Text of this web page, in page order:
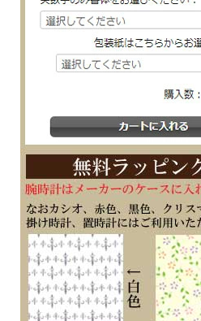
シンプルなデイト付きの ソーラー電波時計
AS1060-11A メンズウオッチ
視認性の良い白文字板に、アラビア数字のイ
く、使いやすい時計に仕上がっています
日付きです